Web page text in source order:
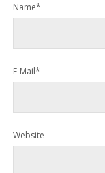
Name*
E-Mail*
Website